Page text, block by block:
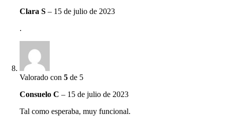
Clara S– 15 de julio de 2023
.
Valorado con5 de 5
Consuelo C– 15 de julio de 2023
Tal como esperaba, muy funcional.